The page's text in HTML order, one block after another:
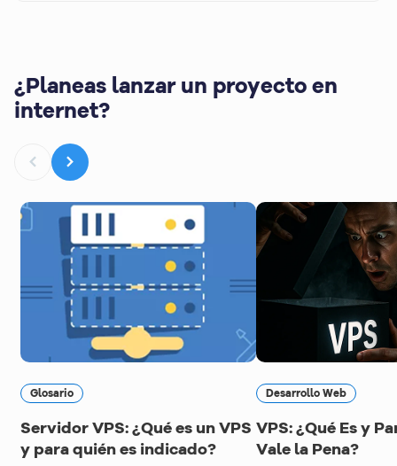
¿Planeas lanzar un proyecto en
internet?
Glosario
Servidor VPS: ¿Qué es un VPS
y para quién es indicado?
Desarrollo Web
VPS: ¿Qué Es y
Vale la Pena?